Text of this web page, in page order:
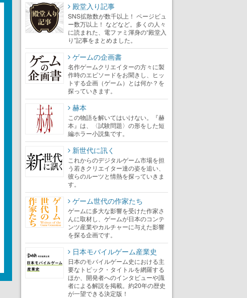
殿堂入り記事
SNS拡散数が数千以上！ ページビュ
ー数万以上！ などなど。多くの人々
に読まれた、電ファミ渾身の“殿堂入
り”記事をまとめました。
ゲームの企画書
名作ゲームクリエイターの方々に製
作時のエピソードをお聞きし、ヒッ
トする企画（ゲーム）とは何か？を
探っていきます。
赫本
この物語を解いてはいけない。『赫
本』は、〈試験問題〉の形をした短
編ホラー小説集です。
新世代に訊く
これからのデジタルゲーム市場を担
う若きクリエイター達の姿を追い、
彼らのルーツと情熱を探っていきま
す。
ゲーム世代の作家たち
ゲームに多大な影響を受けた作家さ
んに取材し、ゲームが日本のコンテ
ンツ産業やカルチャーに与えた影響
を探る企画です。
日本モバイルゲーム産業史
日本のモバイルゲーム史における主
要なトピック・タイトルを網羅する
ほか、開発者へのインタビューや識
者による解説を掲載。約20年の歴史
が一望できる決定版！